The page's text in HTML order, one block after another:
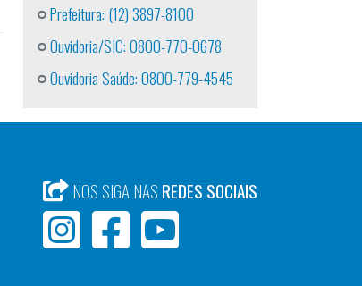
Prefeitura: (12) 3897-8100
Ouvidoria/SIC: 0800-770-0678
Ouvidoria Saúde: 0800-779-4545
NOS SIGA NAS REDES SOCIAIS